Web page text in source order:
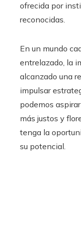
ofrecida por
reconocidas.
En un mundo
entrelazado, la
alcanzado una
impulsar
podemos
más justos y
tenga la
su potencial.